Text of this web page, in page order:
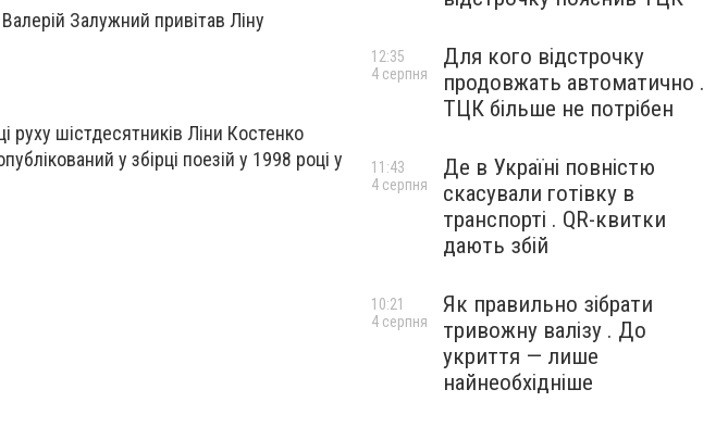
Залужний привітав Ліну
шістдесятників Ліни Костенко
у збірці поезій у 1998 році у
Для кого відстрочку
продовжать автоматично .
ТЦК більше не потрібен
12:35
4 серпня
Де в Україні повністю
скасували готівку в
транспорті . QR-квитки
дають збій
11:43
4 серпня
Як правильно зібрати
тривожну валізу . До
укриття — лише
найнеобхідніше
10:21
4 серпня